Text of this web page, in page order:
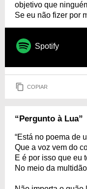
objetivo que
Se eu não fizer por
Spotify
COPIAR
“Pergunto à Lua”
“Está no poema de
Que a voz vem do
E é por isso que eu
No meio da